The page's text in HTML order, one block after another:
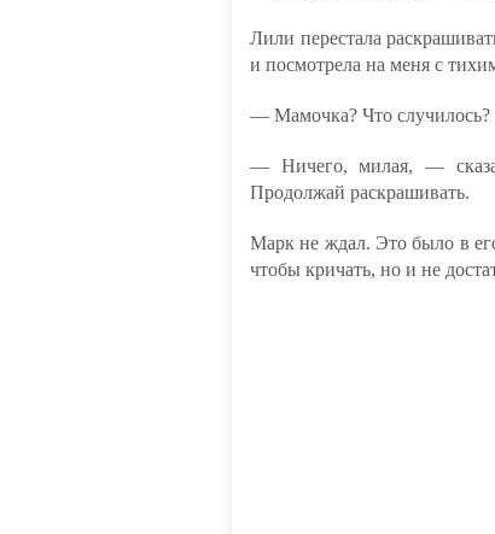
Лили перестала
и посмотрела на меня с
— Мамочка? Что случилось?
— Ничего, милая, —
Продолжай раскрашивать.
Марк не ждал. Это было в
чтобы кричать, но и не